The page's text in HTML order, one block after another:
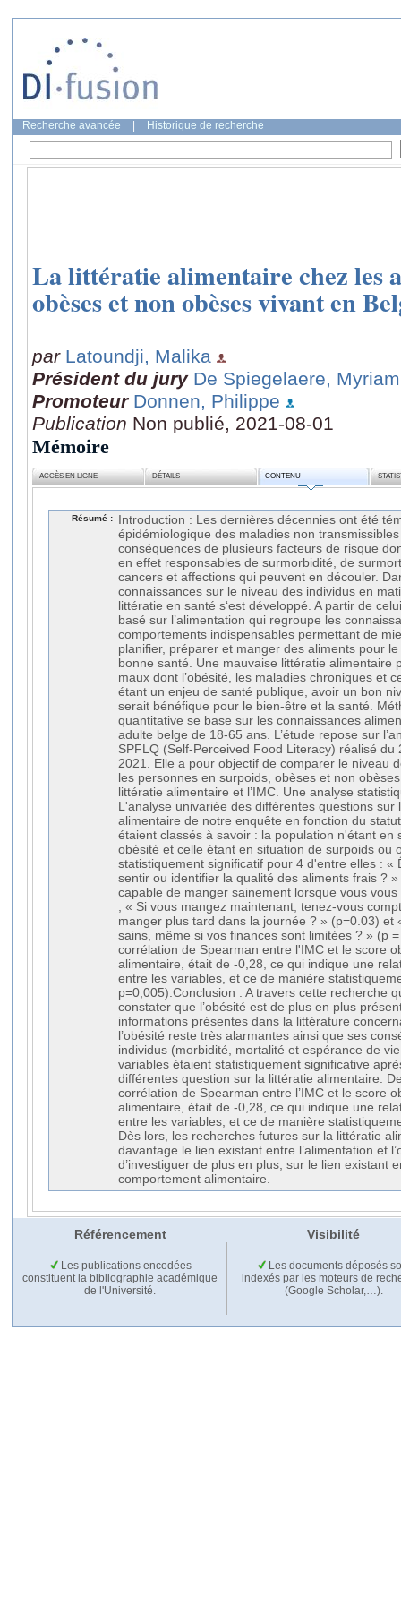
Recherche avancée Historique de recherche
La littératie alimentaire chez les
obèses et non obèses vivant en
par Latoundji, Malika
Président du jury De Spiegelaere, Myriam
Promoteur Donnen, Philippe
Publication Non publié, 2021-08-01
Mémoire
ACCÈS EN LIGNE DÉTAILS CONTENU
Résumé :
Introduction : Les dernières décennies ont été
épidémiologique des maladies non
conséquences de plusieurs facteurs de risque
en effet responsables de surmorbidité, de
cancers et affections qui peuvent en découler.
connaissances sur le niveau des individus en
littératie en santé s‘est développé. A partir de
basé sur l’alimentation qui regroupe les
comportements indispensables permettant de
planifier, préparer et manger des aliments pour
bonne santé. Une mauvaise littératie alimentaire
maux dont l’obésité, les maladies chroniques et
étant un enjeu de santé publique, avoir un bon
serait bénéfique pour le bien-être et la santé.
quantitative se base sur les connaissances
adulte belge de 18-65 ans. L’étude repose sur
SPFLQ (Self-Perceived Food Literacy) réalisé du
2021. Elle a pour objectif de comparer le niveau
les personnes en surpoids, obèses et non
littératie alimentaire et l’IMC. Une analyse
L'analyse univariée des différentes questions sur
alimentaire de notre enquête en fonction du
étaient classés à savoir : la population n'étant en
obésité et celle étant en situation de surpoids ou
statistiquement significatif pour 4 d'entre elles : «
sentir ou identifier la qualité des aliments frais ?
capable de manger sainement lorsque vous
, « Si vous mangez maintenant, tenez-vous
manger plus tard dans la journée ? » (p=0.03) et
sains, même si vos finances sont limitées ? » (p
corrélation de Spearman entre l'IMC et le score
alimentaire, était de -0,28, ce qui indique une
entre les variables, et ce de manière
p=0,005).Conclusion : A travers cette recherche
constater que l’obésité est de plus en plus
informations présentes dans la littérature
l’obésité reste très alarmantes ainsi que ses
individus (morbidité, mortalité et espérance de
variables étaient statistiquement significative
différentes question sur la littératie alimentaire.
corrélation de Spearman entre l’IMC et le score
alimentaire, était de -0,28, ce qui indique une
entre les variables, et ce de manière
Dès lors, les recherches futures sur la littératie
davantage le lien existant entre l’alimentation et
d’investiguer de plus en plus, sur le lien existant
comportement alimentaire.
Référencement Visibilité
Les publications encodées
constituent la bibliographie académique
de l'Université.
Les documents déposés
indexés par les moteurs de
(Google Scholar,…).